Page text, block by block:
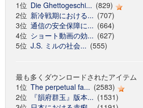
1位 Die Ghettogeschi... (829)
2位 新冷戦期における... (707)
3位 通信の安全保障に... (664)
4位 ショート動画の効... (627)
5位 J.S. ミルの社会... (555)
最も多くダウンロードされたアイテム
1位 The perpetual fa... (2583)
2位
『韻府群玉』版本... (1531)